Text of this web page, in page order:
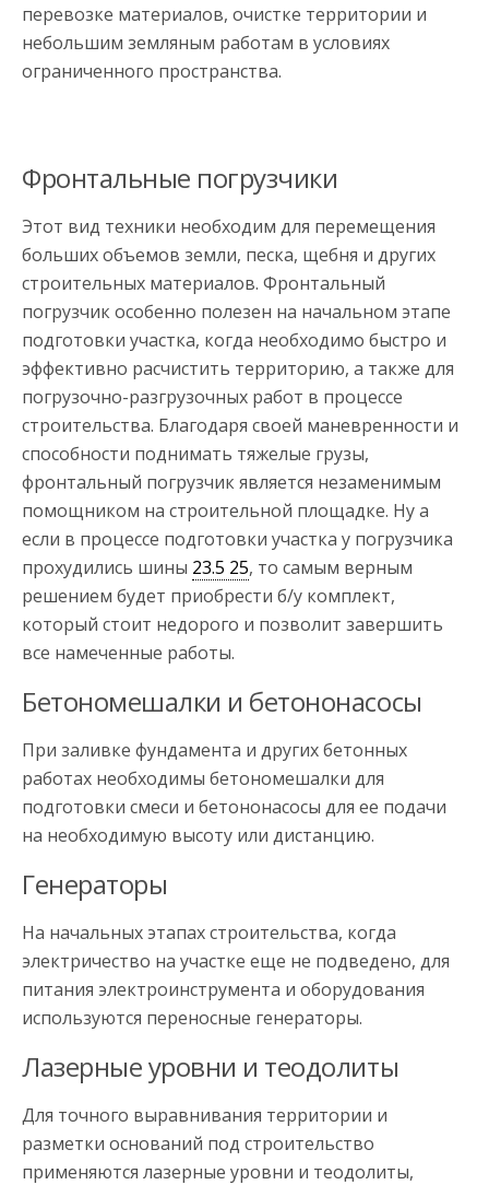
перевозке материалов, очистке территории и
небольшим земляным работам в условиях
ограниченного пространства.
Фронтальные погрузчики
Этот вид техники необходим для перемещения
больших объемов земли, песка, щебня и других
строительных материалов. Фронтальный
погрузчик особенно полезен на начальном этапе
подготовки участка, когда необходимо быстро и
эффективно расчистить территорию, а также для
погрузочно-разгрузочных работ в процессе
строительства. Благодаря своей маневренности и
способности поднимать тяжелые грузы,
фронтальный погрузчик является незаменимым
помощником на строительной площадке. Ну а
если в процессе подготовки участка у погрузчика
прохудились шины 23.5 25, то самым верным
решением будет приобрести б/у комплект,
который стоит недорого и позволит завершить
все намеченные работы.
Бетономешалки и бетононасосы
При заливке фундамента и других бетонных
работах необходимы бетономешалки для
подготовки смеси и бетононасосы для ее подачи
на необходимую высоту или дистанцию.
Генераторы
На начальных этапах строительства, когда
электричество на участке еще не подведено, для
питания электроинструмента и оборудования
используются переносные генераторы.
Лазерные уровни и теодолиты
Для точного выравнивания территории и
разметки оснований под строительство
применяются лазерные уровни и теодолиты,